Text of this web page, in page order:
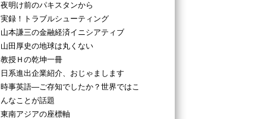
夜明け前のパキスタンから
実録！トラブルシューティング
山本謙三の金融経済イニシアティブ
山田厚史の地球は丸くない
教授Ｈの乾坤一冊
日系進出企業紹介、おじゃまします
時事英語―ご存知でしたか？世界ではこ
んなことが話題
東南アジアの座標軸